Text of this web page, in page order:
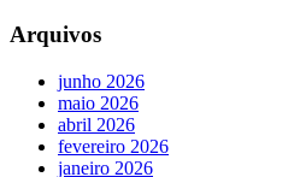
Arquivos
junho 2026
maio 2026
abril 2026
fevereiro 2026
janeiro 2026